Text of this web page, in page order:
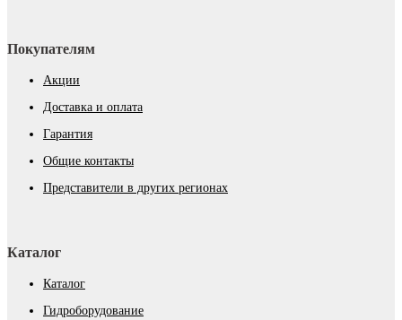
Покупателям
Акции
Доставка и оплата
Гарантия
Общие контакты
Представители в других регионах
Каталог
Каталог
Гидроборудование